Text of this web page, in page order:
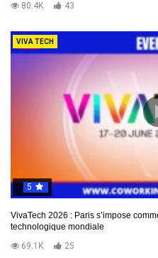
80.4K
43
VIVA TECH
5
VivaTech 2026 : Paris s’impose
technologique mondiale
69.1K
25